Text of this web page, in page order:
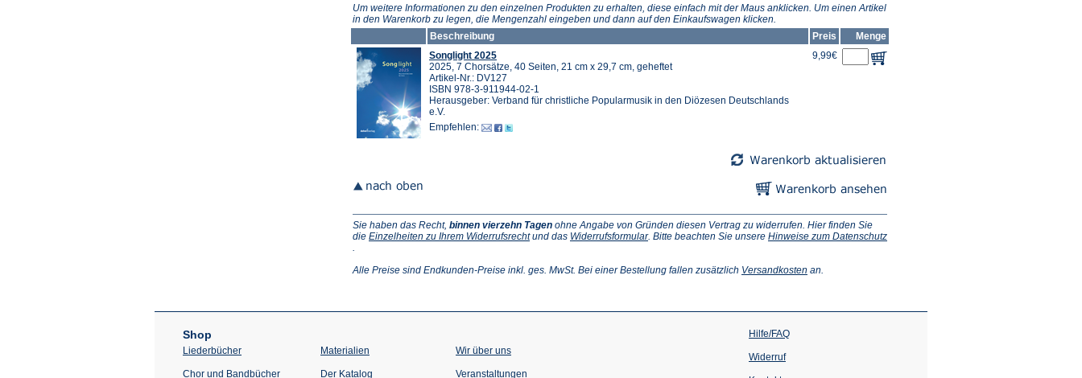
Tab)
Tab)
Tab)
Um weitere Informationen zu den einzelnen Produkten zu erhalten, diese einfach mit der Maus anklicken. Um einen Artikel
in den Warenkorb zu legen, die Mengenzahl eingeben und dann auf den Einkaufswagen klicken.
Beschreibung
Preis
Menge
Songlight 2025
2025, 7 Chorsätze, 40 Seiten, 21 cm x 29,7 cm, geheftet
Artikel-Nr.: DV127
ISBN 978-3-911944-02-1
Herausgeber: Verband für christliche Popularmusik in den Diözesen Deutschlands
e.V.
Empfehlen:
9,99€
Sie haben das Recht, binnen vierzehn Tagen ohne Angabe von Gründen diesen Vertrag zu widerrufen. Hier finden Sie
die Einzelheiten zu Ihrem Widerrufsrecht(Öffnet
neuen
und das Widerrufsformular(Öffnet
neuen
. Bitte beachten Sie unsere Hinweise zum Datenschutz
einem
.
Alle Preise sind Endkunden-Preise inkl. ges. MwSt. Bei einer Bestellung fallen zusätzlich Versandkosten (Öffnet
Tab)
an.
Shop
Liederbücher
Chor und Bandbücher
Materialien
Der Katalog
Wir über uns
Veranstaltungen
Hilfe/FAQ
Widerruf